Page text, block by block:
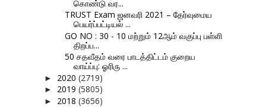
கொண்டு வர...
TRUST Exam ஜனவரி 2021 – தேர்வுமைய
பெயர்ப்பட்டியல் ...
GO NO : 30 - 10 மற்றும் 12ஆம் வகுப்பு பள்ளி
திறப்ப...
50 சதவீதம் வரை பாடத்திட்டம் குறைய
வாய்ப்பு: ஓரிரு ...
► 2020 (2719)
► 2019 (5805)
► 2018 (3656)